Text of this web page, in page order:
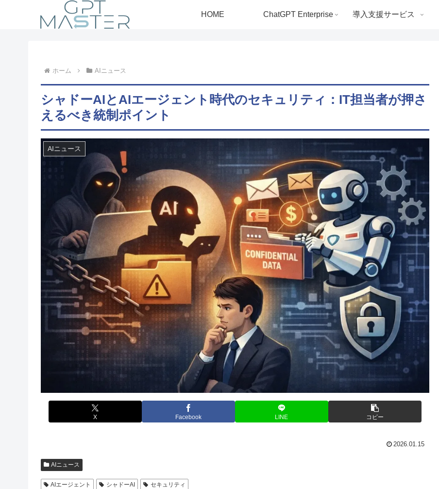
HOME ChatGPT Enterprise 導入支援サービス
ホーム AIニュース
シャドーAIとAIエージェント時代のセキュリティ：IT担当者が押さ
えるべき統制ポイント
AIニュース
X Facebook LINE コピー
2026.01.15
AIニュース
AIエージェント シャドーAI セキュリティ